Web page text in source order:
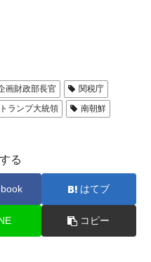
画財政部長官
関税庁
トランプ大統領
南朝鮮
る
はてブ
コピー